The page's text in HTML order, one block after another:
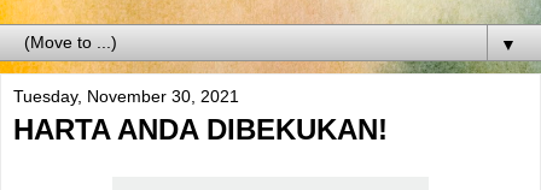
▼
Tuesday, November 30, 2021
HARTA ANDA DIBEKUKAN!